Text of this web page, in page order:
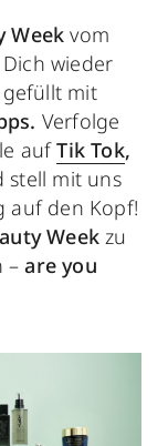
Week vom
wieder
gefüllt mit
Verfolge
aufTik Tok,
stell mit uns
auf den Kopf!
Weekzu
–are you